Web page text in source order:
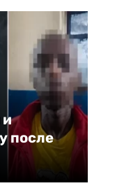
и
после